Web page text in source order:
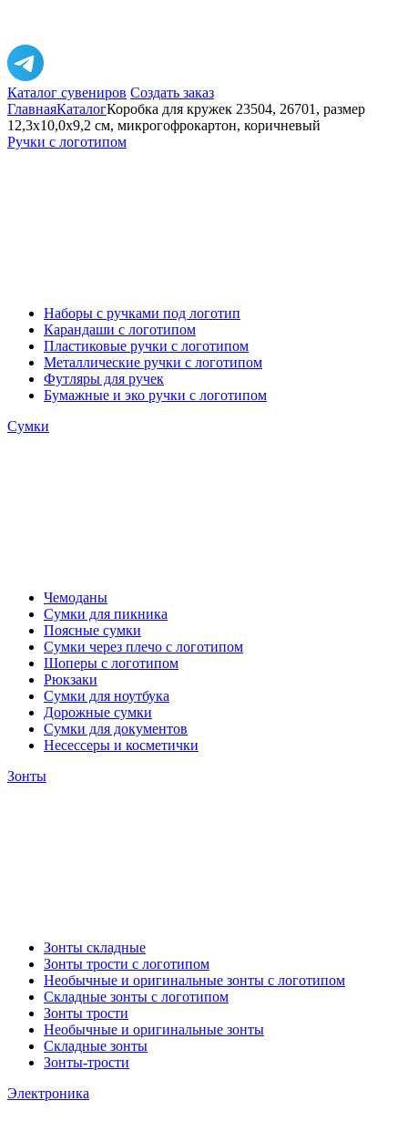
Каталог сувениров Создать заказ
ГлавнаяКаталогКоробка для кружек 23504, 26701, размер
12,3х10,0х9,2 см, микрогофрокартон, коричневый
Ручки с логотипом
Наборы с ручками под логотип
Карандаши с логотипом
Пластиковые ручки с логотипом
Металлические ручки с логотипом
Футляры для ручек
Бумажные и эко ручки с логотипом
Сумки
Чемоданы
Сумки для пикника
Поясные сумки
Сумки через плечо с логотипом
Шоперы с логотипом
Рюкзаки
Сумки для ноутбука
Дорожные сумки
Сумки для документов
Несессеры и косметички
Зонты
Зонты складные
Зонты трости с логотипом
Необычные и оригинальные зонты с логотипом
Складные зонты с логотипом
Зонты трости
Необычные и оригинальные зонты
Складные зонты
Зонты-трости
Электроника